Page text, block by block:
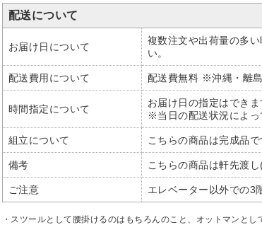
配送について
お届け日について
複数注文や出荷量の多
い。
配送費用について 配送費無料 ※沖縄・離
時間指定について
お届け日の指定はでき
※当日の配送状況によっ
組立について こちらの商品は完成品で
備考 こちらの商品は軒先渡
ご注意 エレベーター以外での3
・スツールとして腰掛けるのはもちろんのこと、オットマンと